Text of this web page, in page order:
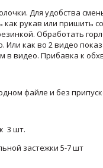
Для удобства
рукав или пришить
Обработать
Или как во 2 видео
видео. Прибавка к
одном файле и без
3 шт.
застежки 5-7 шт